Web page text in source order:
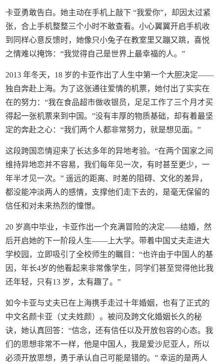
卡亚勇敢告白。她主动在手机上敲下 “我爱你”，却因太过紧
张，合上手机整整三个小时不敢查看。小心翼翼开启手机收
到同样心意反馈时，她像只小兔子在教室里又蹦又跳，喜悦
之情难以掩饰：“我觉得自己是世界上最幸福的人。”
2013 年冬天，18 岁的卡亚作出了人生中第一个大胆决定——
独自奔赴上海。为了这张通往爱情的机票，她付出了实实在
在的努力：“我在食品超市做收银员，足足工作了三个月才买
得起一张机票来到中国。”没有丰厚的物质基础，却有着最坚
定的奔赴之心：“我们两个人都非常努力，就是想见面。”
这段跨国恋情迎来了长达多年的异地考验。“在两个国家之间
维持异地恋并不容易，我们每年见一次，有时甚至更少，一
年半才见一次。” 遥远的距离、时差的阻碍、文化的差异，
都没能冲淡两人的感情，支撑他们走下去的，是毫无保留的
信任和对未来热烈的憧憬。
20 岁高中毕业，卡亚作出一个充满冒险的决定——结婚，然
后开启她的下一阶段人生——上大学。带着中国丈夫走进大
学校园，立即吸引了全校师生的瞩目：“也许由于中国人的基
因，年长4岁的他看起来非常像学生，同学们甚至觉得他比我
还年轻，只有13 岁，太有趣了。”
如今卡亚与丈夫已在上海携手走过十年婚姻，也有了正式的
中文名颜卡亚（丈夫姓颜）。被问及跨文化婚姻长久的秘
诀，她认真回答：“信念，还有信任以及开放包容的心态。我
们的思想非常不一样，他是中国人，我是爱沙尼亚人，所以
必须开放思想，勇于承认自己可能是错的。” 幸运的是两人